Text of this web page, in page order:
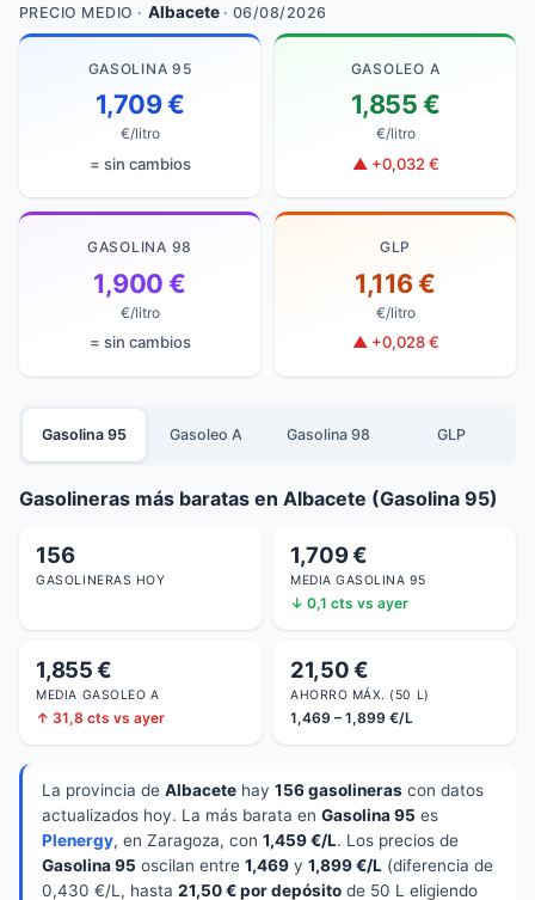
PRECIO MEDIO · Albacete· 06/08/2026
GASOLINA 95
1,709 €
€/litro
= sin cambios
GASOLEO A
1,855 €
€/litro
▲ +0,032 €
GASOLINA 98
1,900 €
€/litro
= sin cambios
GLP
1,116 €
€/litro
▲ +0,028 €
Gasolina 95 Gasoleo A Gasolina 98 GLP
Gasolineras más baratas en Albacete (Gasolina 95)
156
GASOLINERAS HOY
1,709 €
MEDIA GASOLINA 95
↓ 0,1 cts vs ayer
1,855 €
MEDIA GASOLEO A
↑ 31,8 cts vs ayer
21,50 €
AHORRO MÁX. (50 L)
1,469 – 1,899 €/L
La provincia de Albacete hay 156 gasolineras con datos
actualizados hoy. La más barata en Gasolina 95 es
Plenergy, en Zaragoza, con 1,459 €/L. Los precios de
Gasolina 95 oscilan entre 1,469 y 1,899 €/L (diferencia de
0,430 €/L, hasta 21,50 € por depósito de 50 L eligiendo